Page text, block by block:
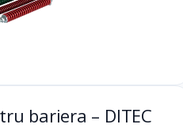
bariera – DITEC